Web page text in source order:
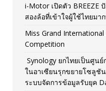
i-Motor เปิดตัว BREEZE
สองล้อที่เข้าใจผู้ใช้ไทยมา
Miss Grand International
Competition
Synology ยกไทยเป็นศูนย์
ในอาเซียนรุกขยายโซลูชั
ระบบจัดการข้อมูลรับยุค